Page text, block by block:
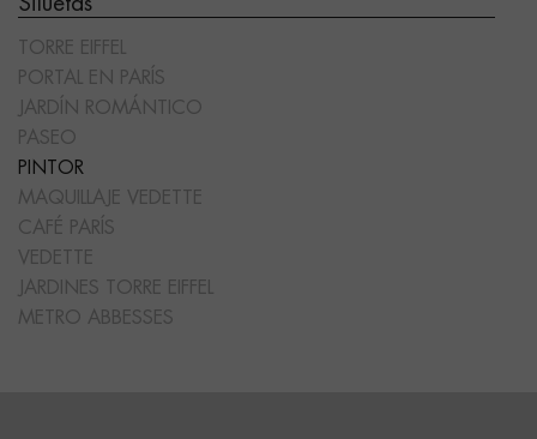
TORRE EIFFEL
PORTAL EN PARÍS
JARDÍN ROMÁNTICO
PASEO
PINTOR
MAQUILLAJE VEDETTE
CAFÉ PARÍS
VEDETTE
JARDINES TORRE EIFFEL
METRO ABBESSES